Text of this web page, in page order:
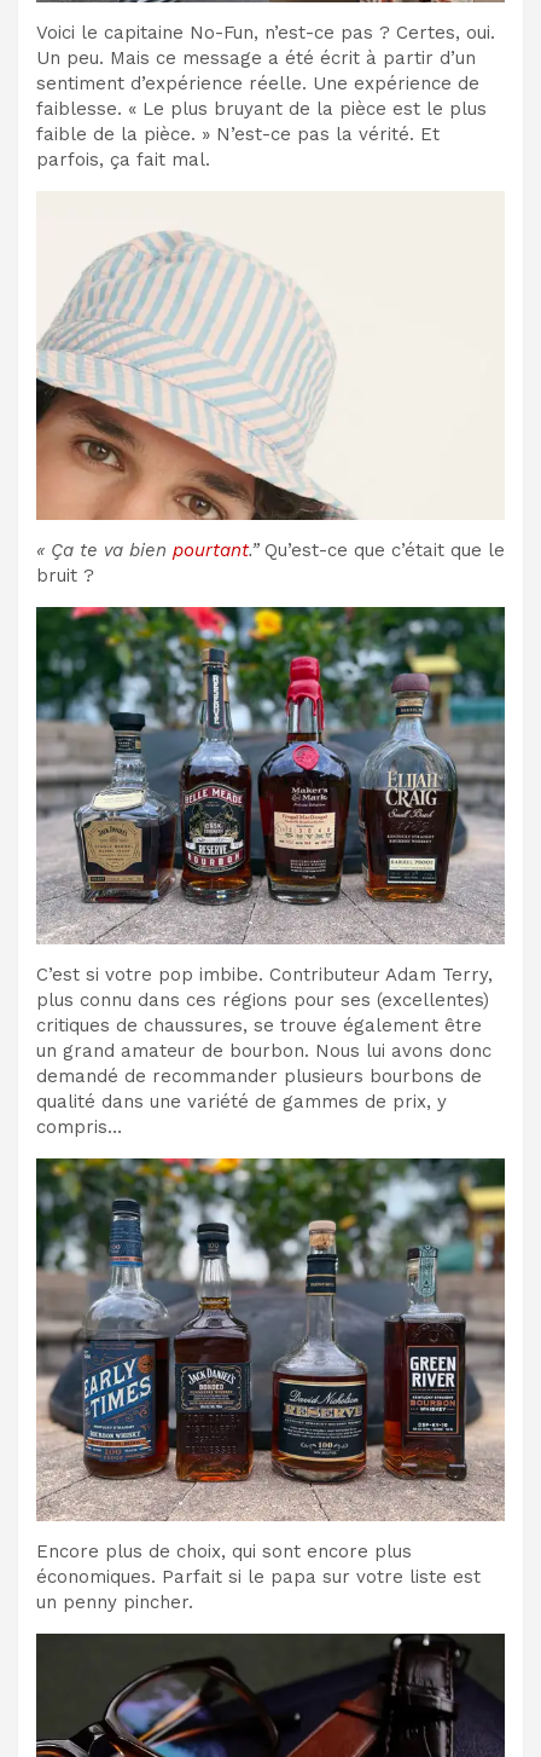
Voici le capitaine No-Fun, n’est-ce pas ? Certes, oui.
Un peu. Mais ce message a été écrit à partir d’un
sentiment d’expérience réelle. Une expérience de
faiblesse. « Le plus bruyant de la pièce est le plus
faible de la pièce. » N’est-ce pas la vérité. Et
parfois, ça fait mal.
« Ça te va bien pourtant.”Qu’est-ce que c’était que le
bruit ?
C’est si votre pop imbibe. Contributeur Adam Terry,
plus connu dans ces régions pour ses (excellentes)
critiques de chaussures, se trouve également être
un grand amateur de bourbon. Nous lui avons donc
demandé de recommander plusieurs bourbons de
qualité dans une variété de gammes de prix, y
compris…
Encore plus de choix, qui sont encore plus
économiques. Parfait si le papa sur votre liste est
un penny pincher.